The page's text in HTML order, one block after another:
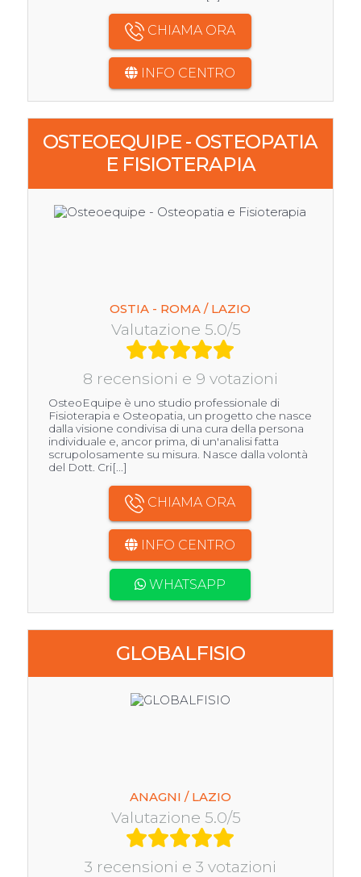
CHIAMA ORA
INFO CENTRO
OSTEOEQUIPE - OSTEOPATIA
E FISIOTERAPIA
OSTIA - ROMA / LAZIO
Valutazione 5.0/5
8 recensioni e 9 votazioni
OsteoEquipe è uno studio professionale di
Fisioterapia e Osteopatia, un progetto che nasce
dalla visione condivisa di una cura della persona
individuale e, ancor prima, di un'analisi fatta
scrupolosamente su misura. Nasce dalla volontà
del Dott. Cri[...]
CHIAMA ORA
INFO CENTRO
WHATSAPP
GLOBALFISIO
ANAGNI / LAZIO
Valutazione 5.0/5
3 recensioni e 3 votazioni